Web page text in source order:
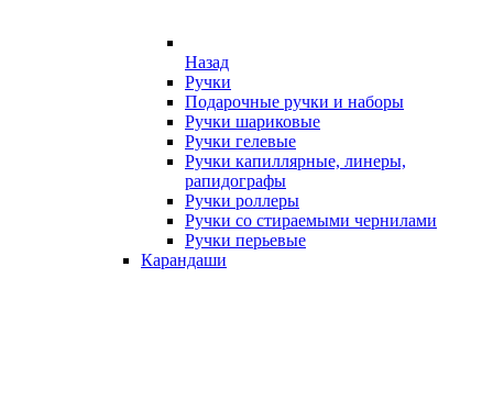
Назад
Ручки
Подарочные ручки и наборы
Ручки шариковые
Ручки гелевые
Ручки капиллярные, линеры,
рапидографы
Ручки роллеры
Ручки со стираемыми чернилами
Ручки перьевые
Карандаши